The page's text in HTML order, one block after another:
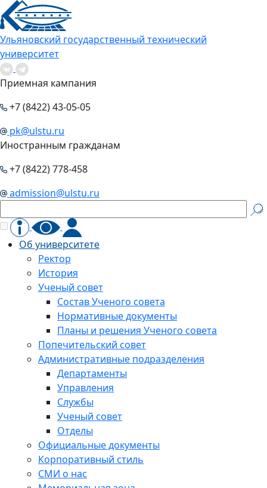
Ульяновский государственный технический
университет
Приемная кампания
+7 (8422) 43-05-05
pk@ulstu.ru
Иностранным гражданам
+7 (8422) 778-458
admission@ulstu.ru
Об университете
Ректор
История
Ученый совет
Состав Ученого совета
Нормативные документы
Планы и решения Ученого совета
Попечительский совет
Административные подразделения
Департаменты
Управления
Службы
Ученый совет
Отделы
Официальные документы
Корпоративный стиль
СМИ о нас